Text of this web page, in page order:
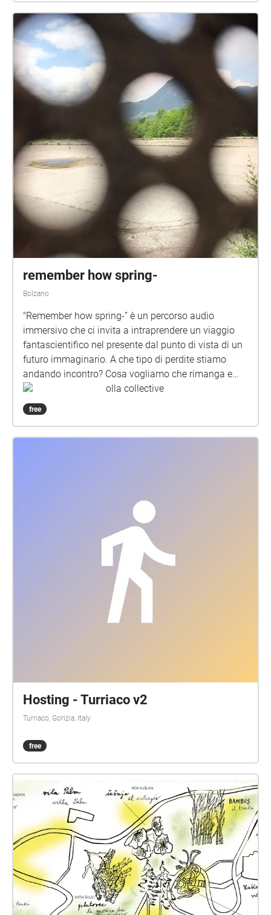
vai verso la facciata della Stazione partendo da Da
Piazzale D'Annunzio, usa un paio di cuffie, attiva
questo percorso e inizia il tuo viaggio. Buon ascolto!
remember how spring-
Bolzano
"Remember how spring-” è un percorso audio
immersivo che ci invita a intraprendere un viaggio
fantascientifico nel presente dal punto di vista di un
futuro immaginario. A che tipo di perdite stiamo
andando incontro? Cosa vogliamo che rimanga e
cosa sapranno di noi le generazioni future?
ollacollective//Angela Disanto//Maria Galliani
Dyrvik//Nuno Escudeiro
olla collective
free
Hosting - Turriaco v2
Turriaco, Gorizia, Italy
free